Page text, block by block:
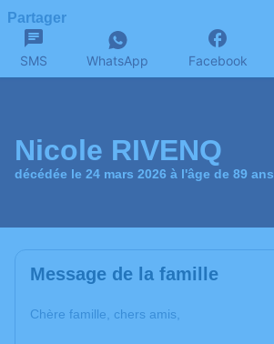
Partager
SMS WhatsApp Facebook
Nicole RIVENQ
décédée le 24 mars 2026 à l'âge de 89 ans
Message de la famille
Chère famille, chers amis,